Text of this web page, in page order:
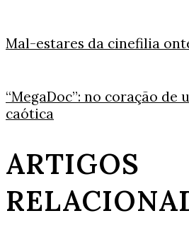
Mal-estares da cinefilia
“MegaDoc”: no coração de
caótica
ARTIGOS